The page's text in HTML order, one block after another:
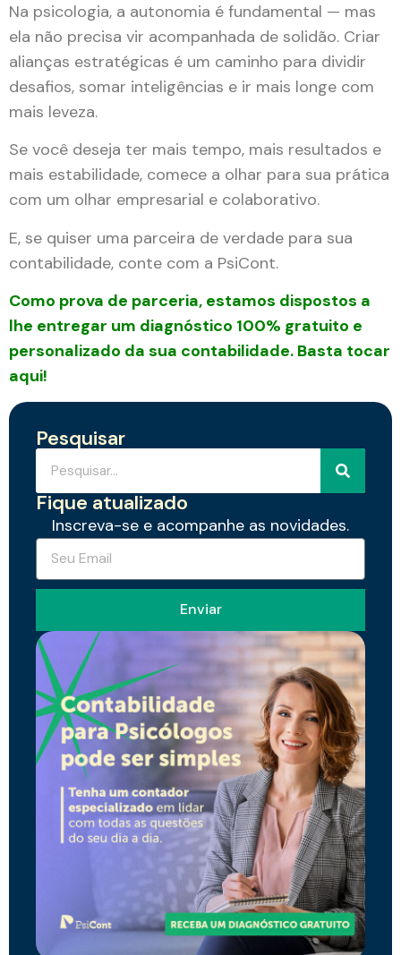
Na psicologia, a autonomia é fundamental — mas
ela não precisa vir acompanhada de solidão. Criar
alianças estratégicas é um caminho para dividir
desafios, somar inteligências e ir mais longe com
mais leveza.
Se você deseja ter mais tempo, mais resultados e
mais estabilidade, comece a olhar para sua prática
com um olhar empresarial e colaborativo.
E, se quiser uma parceira de verdade para sua
contabilidade, conte com a PsiCont.
Como prova de parceria, estamos dispostos a
lhe entregar um diagnóstico 100% gratuito e
personalizado da sua contabilidade. Basta tocar
aqui!
Pesquisar
Fique atualizado
Inscreva-se e acompanhe as novidades.
Enviar